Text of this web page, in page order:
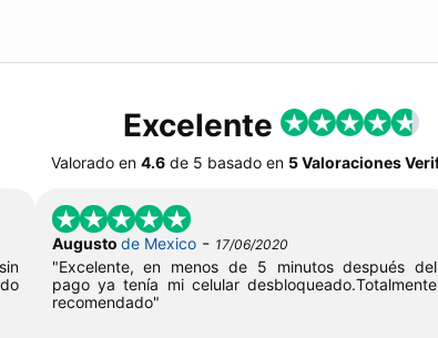
Excelente
Valorado en 4.6 de 5 basado en 5 Valoraciones
Augusto de Mexico- 17/06/2020
"Excelente, en menos de 5 minutos después del
pago ya tenía mi celular desbloqueado.Totalmente
recomendado"